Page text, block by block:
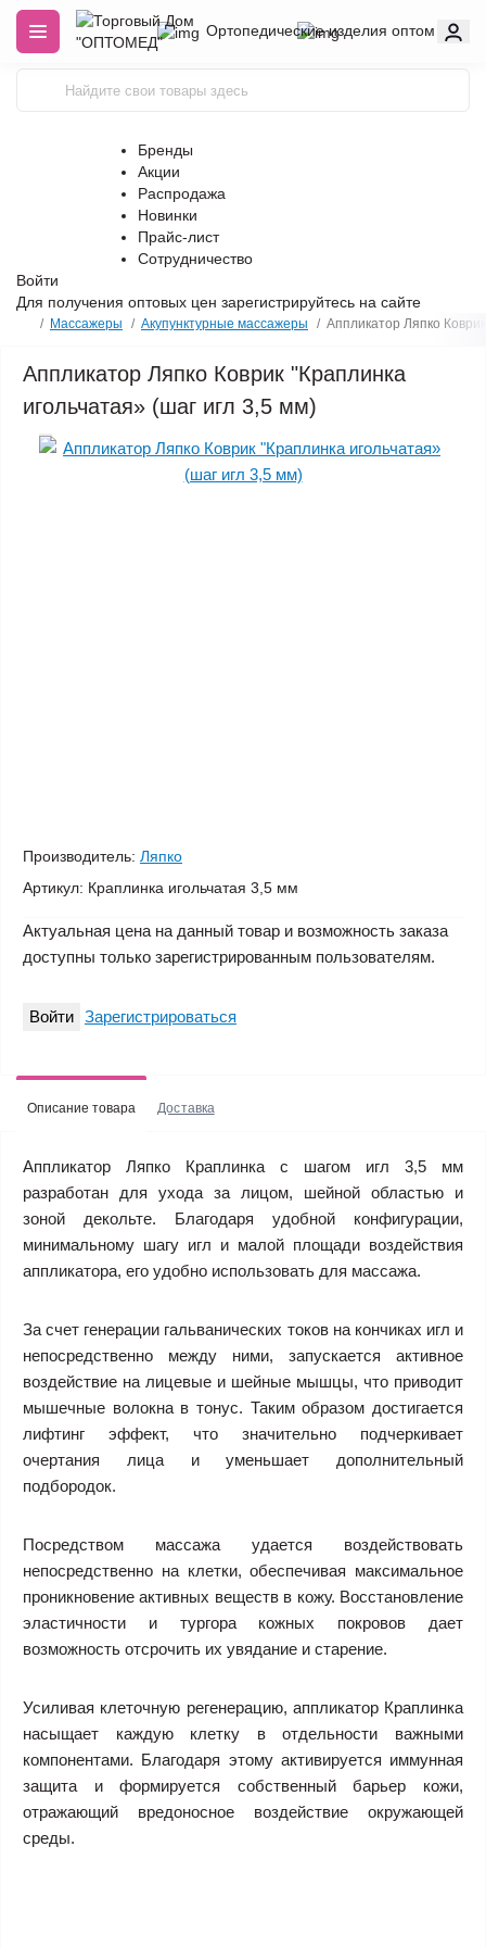
Ортопедические изделия оптом
Бренды
Акции
Распродажа
Новинки
Прайс-лист
Сотрудничество
Войти
Для получения оптовых цен зарегистрируйтесь на сайте
Массажеры Акупунктурные массажеры Аппликатор Ляпко
Аппликатор Ляпко Коврик "Краплинка
игольчатая» (шаг игл 3,5 мм)
Производитель: Ляпко
Артикул: Краплинка игольчатая 3,5 мм
Актуальная цена на данный товар и возможность заказа
доступны только зарегистрированным пользователям.
Войти Зарегистрироваться
Описание товара Доставка
Аппликатор Ляпко Краплинка с шагом игл 3,5 мм
разработан для ухода за лицом, шейной областью и
зоной декольте. Благодаря удобной конфигурации,
минимальному шагу игл и малой площади воздействия
аппликатора, его удобно использовать для массажа.
За счет генерации гальванических токов на кончиках игл и
непосредственно между ними, запускается активное
воздействие на лицевые и шейные мышцы, что приводит
мышечные волокна в тонус. Таким образом достигается
лифтинг эффект, что значительно подчеркивает
очертания лица и уменьшает дополнительный
подбородок.
Посредством массажа удается воздействовать
непосредственно на клетки, обеспечивая максимальное
проникновение активных веществ в кожу. Восстановление
эластичности и тургора кожных покровов дает
возможность отсрочить их увядание и старение.
Усиливая клеточную регенерацию, аппликатор Краплинка
насыщает каждую клетку в отдельности важными
компонентами. Благодаря этому активируется иммунная
защита и формируется собственный барьер кожи,
отражающий вредоносное воздействие окружающей
среды.